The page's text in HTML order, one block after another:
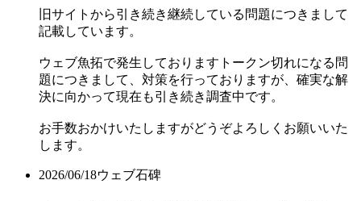
旧サイトから引き続き継続している問題につきまして
記載しています。
ウェブ魚拓で発生しておりますトークン切れになる問
題につきまして、対策を行っておりますが、確実な解
決に向かって現在も引き続き調査中です。
お手数おかけいたしますがどうぞよろしくお願いいた
します。
2026/06/18ウェブ石碑